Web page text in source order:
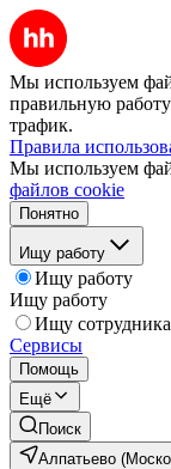
Мы используем
правильную
трафик.
Правила
Мы используем
файлов cookie
Понятно
Ищу работу
Ищу работу
Ищу работу
Ищу сотрудника
Сервисы
Помощь
Ещё
Поиск
Алпатьево